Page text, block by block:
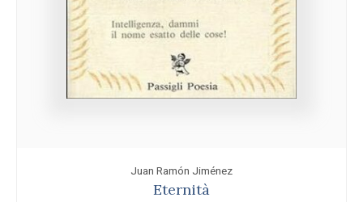
Juan Ramón Jiménez
Eternità